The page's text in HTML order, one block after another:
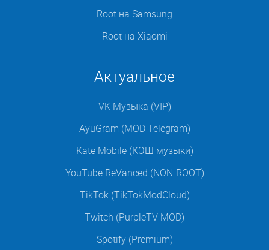
Root на Samsung
Root на Xiaomi
Актуальное
VK Музыка (VIP)
AyuGram (MOD Telegram)
Kate Mobile (КЭШ музыки)
YouTube ReVanced (NON-ROOT)
TikTok (TikTokModCloud)
Twitch (PurpleTV MOD)
Spotify (Premium)